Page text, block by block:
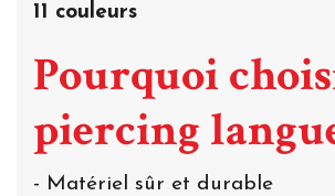
11 couleurs
Pourquoi
piercing
- Matériel sûr et durable